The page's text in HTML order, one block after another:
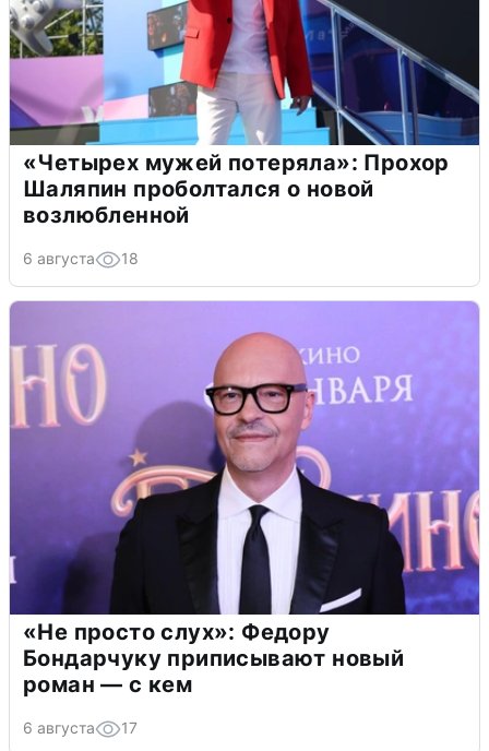
«Четырех мужей потеряла»: Прохор
Шаляпин проболтался о новой
возлюбленной
6 августа 18
«Не просто слух»: Федору
Бондарчуку приписывают новый
роман — с кем
6 августа 17